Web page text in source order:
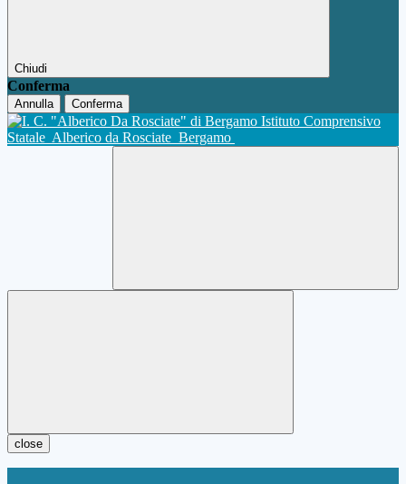
Chiudi
Conferma
Annulla Conferma
Istituto Comprensivo
Statale Alberico da Rosciate Bergamo
close